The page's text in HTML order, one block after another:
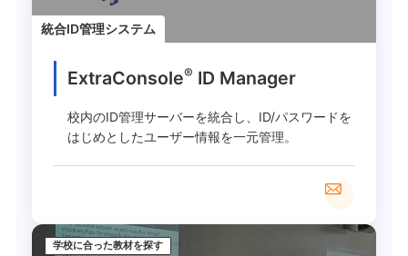
統合ID管理システム
ExtraConsole® ID Manager
校内のID管理サーバーを統合し、ID/パスワードを
はじめとしたユーザー情報を一元管理。
学校に合った教材を探す